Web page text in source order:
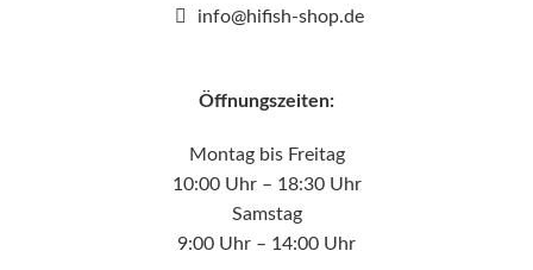
info@hifish-shop.de
Öffnungszeiten:
Montag bis Freitag
10:00 Uhr – 18:30 Uhr
Samstag
9:00 Uhr – 14:00 Uhr